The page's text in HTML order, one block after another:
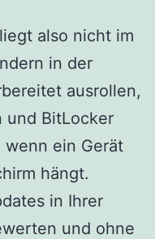
also nicht im
in der
ausrollen,
und BitLocker
ein Gerät
hängt.
in Ihrer
und ohne